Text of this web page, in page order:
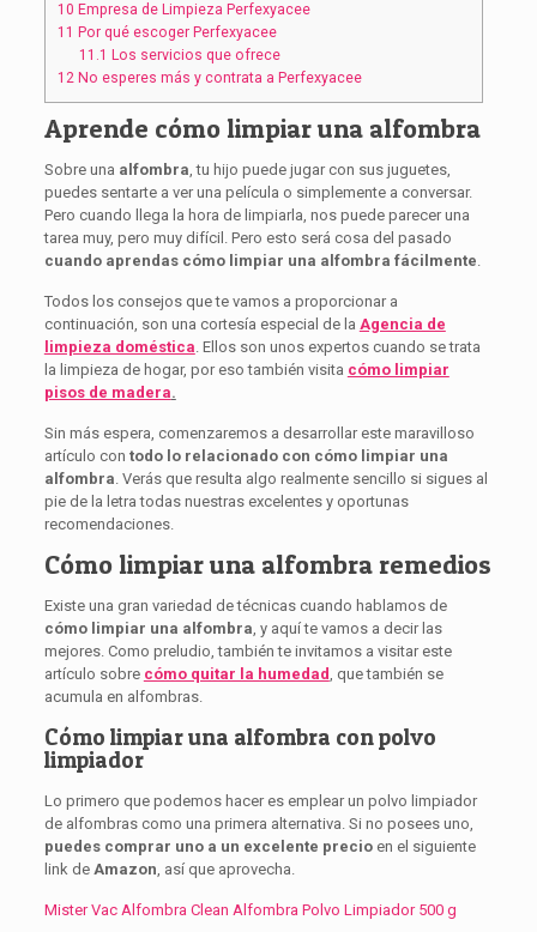
10 Empresa de Limpieza Perfexyacee
11 Por qué escoger Perfexyacee
11.1 Los servicios que ofrece
12No esperes más y contrata a Perfexyacee
Aprende cómo limpiar una alfombra
Sobre una alfombra, tu hijo puede jugar con sus juguetes,
puedes sentarte a ver una película o simplemente a conversar.
Pero cuando llega la hora de limpiarla, nos puede parecer una
tarea muy, pero muy difícil. Pero esto será cosa del pasado
cuando aprendas cómo limpiar una alfombra fácilmente.
Todos los consejos que te vamos a proporcionar a
continuación, son una cortesía especial de la Agencia de
limpieza doméstica. Ellos son unos expertos cuando se trata
la limpieza de hogar, por eso también visita cómo limpiar
pisos de madera.
Sin más espera, comenzaremos a desarrollar este maravilloso
artículo con todo lo relacionado con cómo limpiar una
alfombra. Verás que resulta algo realmente sencillo si sigues al
pie de la letra todas nuestras excelentes y oportunas
recomendaciones.
Cómo limpiar una alfombra remedios
Existe una gran variedad de técnicas cuando hablamos de
cómo limpiar una alfombra, y aquí te vamos a decir las
mejores. Como preludio, también te invitamos a visitar este
artículo sobre cómo quitar la humedad, que también se
acumula en alfombras.
Cómo limpiar una alfombra con polvo
limpiador
Lo primero que podemos hacer es emplear un polvo limpiador
de alfombras como una primera alternativa. Si no posees uno,
puedes comprar uno a un excelente precioen el siguiente
link de Amazon, así que aprovecha.
Mister Vac Alfombra Clean Alfombra Polvo Limpiador 500 g